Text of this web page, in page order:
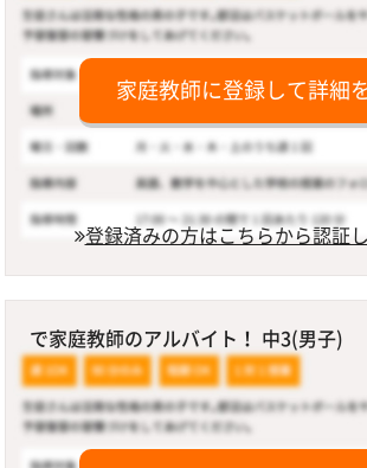
家庭教師に登録して詳細
登録済みの方はこちらから認証
で家庭教師のアルバイト！ 中3(男子)